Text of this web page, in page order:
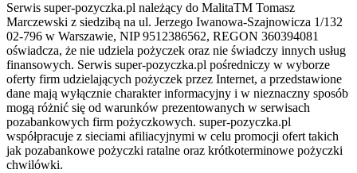
Serwis super-pozyczka.pl należący do MalitaTM Tomasz
Marczewski z siedzibą na ul. Jerzego Iwanowa-Szajnowicza 1/132
02-796 w Warszawie, NIP 9512386562, REGON 360394081
oświadcza, że nie udziela pożyczek oraz nie świadczy innych usług
finansowych. Serwis super-pozyczka.pl pośredniczy w wyborze
oferty firm udzielających pożyczek przez Internet, a przedstawione
dane mają wyłącznie charakter informacyjny i w nieznaczny sposób
mogą różnić się od warunków prezentowanych w serwisach
pozabankowych firm pożyczkowych. super-pozyczka.pl
współpracuje z sieciami afiliacyjnymi w celu promocji ofert takich
jak pozabankowe pożyczki ratalne oraz krótkoterminowe pożyczki
chwilówki.